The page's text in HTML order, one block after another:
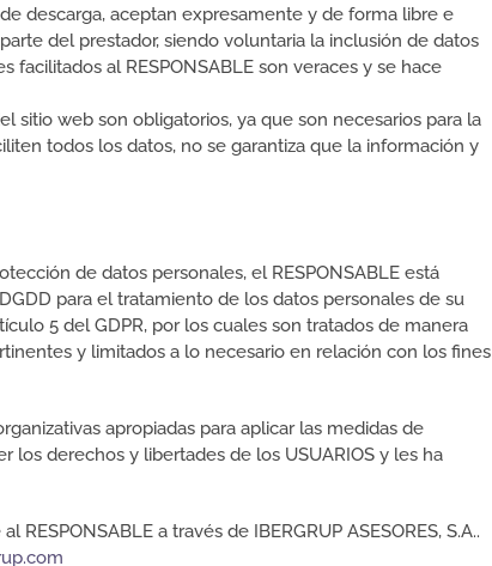
descarga, aceptan expresamente y de forma libre e
del prestador, siendo voluntaria la inclusión de datos
facilitados al RESPONSABLE son veraces y se hace
sitio web son obligatorios, ya que son necesarios para la
todos los datos, no se garantiza que la información y
de datos personales, el RESPONSABLE está
para el tratamiento de los datos personales de su
5 del GDPR, por los cuales son tratados de manera
y limitados a lo necesario en relación con los fines
apropiadas para aplicar las medidas de
los derechos y libertades de los USUARIOS y les ha
a través de IBERGRUP ASESORES, S.A..